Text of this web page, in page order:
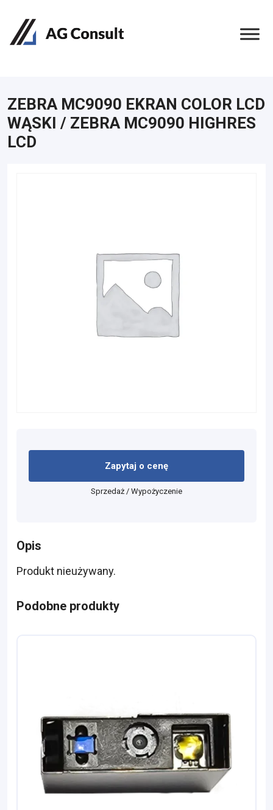
ZEBRA MC9090 EKRAN COLOR LCD
WĄSKI / ZEBRA MC9090 HIGHRES
LCD
Zapytaj o cenę
Sprzedaż / Wypożyczenie
Opis
Produkt nieużywany.
Podobne produkty